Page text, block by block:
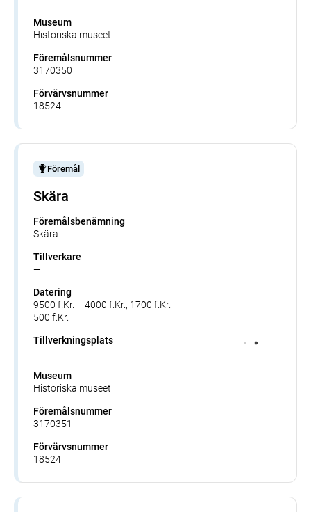
Museum
Historiska museet
Föremålsnummer
3170350
Förvärvsnummer
18524
Föremål
Skära
Föremålsbenämning
Skära
Tillverkare
—
Datering
9500 f.Kr. – 4000 f.Kr., 1700 f.Kr. –
500 f.Kr.
Tillverkningsplats
—
Museum
Historiska museet
Föremålsnummer
3170351
Förvärvsnummer
18524